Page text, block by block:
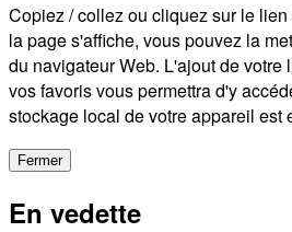
Copiez / collez ou cliquez sur le
la page s'affiche, vous pouvez la
du navigateur Web. L'ajout de votre
vos favoris vous permettra d'y
stockage local de votre appareil est
Fermer
En vedette